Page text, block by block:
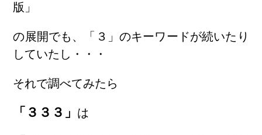
版」
の展開でも、「３」のキーワードが続いたり
していたし・・・
それで調べてみたら
「３３３」 は